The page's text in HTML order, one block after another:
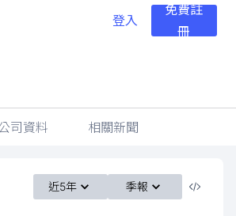
登入
免費註
冊
司資料 相關新聞
近5年 季報